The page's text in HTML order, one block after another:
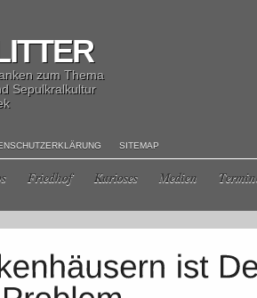
zum Thema
Sepulkralkultur
SITEMAP
Friedhof Kurioses Medien